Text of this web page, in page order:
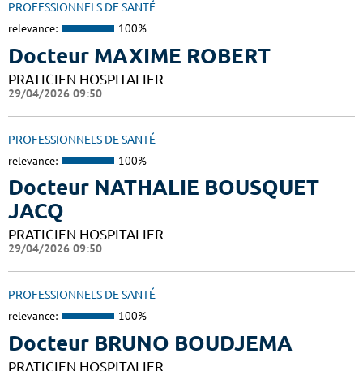
PROFESSIONNELS DE SANTÉ
relevance: 100%
Docteur MAXIME ROBERT
PRATICIEN HOSPITALIER
29/04/2026 09:50
PROFESSIONNELS DE SANTÉ
relevance: 100%
Docteur NATHALIE BOUSQUET
JACQ
PRATICIEN HOSPITALIER
29/04/2026 09:50
PROFESSIONNELS DE SANTÉ
relevance: 100%
Docteur BRUNO BOUDJEMA
PRATICIEN HOSPITALIER